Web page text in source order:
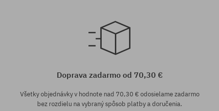
Doprava zadarmo od 70,30 €
Všetky objednávky v hodnote nad 70,30 € odosielame zadarmo
bez rozdielu na vybraný spôsob platby a doručenia.